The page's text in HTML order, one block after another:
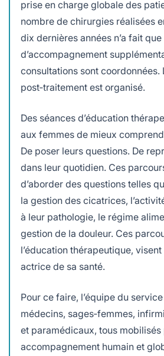
prise en charge globale des
nombre de chirurgies réalisées
dix dernières années n’a fait
d’accompagnement
consultations sont coordonnées.
post‑traitement est organisé.
Des séances d’éducation
aux femmes de mieux
De poser leurs questions. De
dans leur quotidien. Ces
d’aborder des questions telles
la gestion des cicatrices,
à leur pathologie, le régime
gestion de la douleur. Ces
l’éducation thérapeutique,
actrice de sa santé.
Pour ce faire, l’équipe du
médecins, sages‑femmes,
et paramédicaux, tous mobilisés
accompagnement humain et